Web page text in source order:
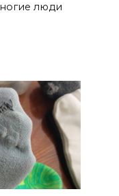
люди